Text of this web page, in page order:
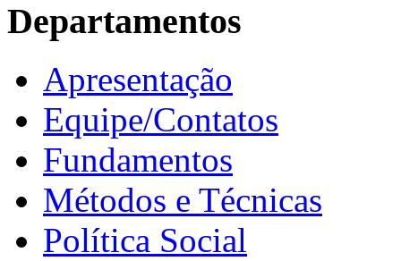
Departamentos
Apresentação
Equipe/Contatos
Fundamentos
Métodos e Técnicas
Política Social